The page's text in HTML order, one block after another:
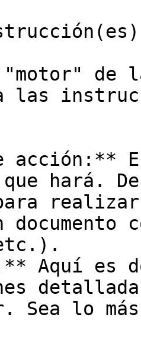
de
las
acción:**
hará.
Aquí es
Sea lo